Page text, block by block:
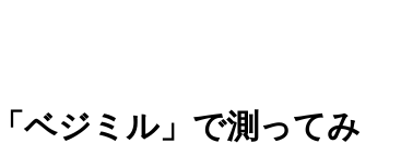
ベジミル」で測ってみ